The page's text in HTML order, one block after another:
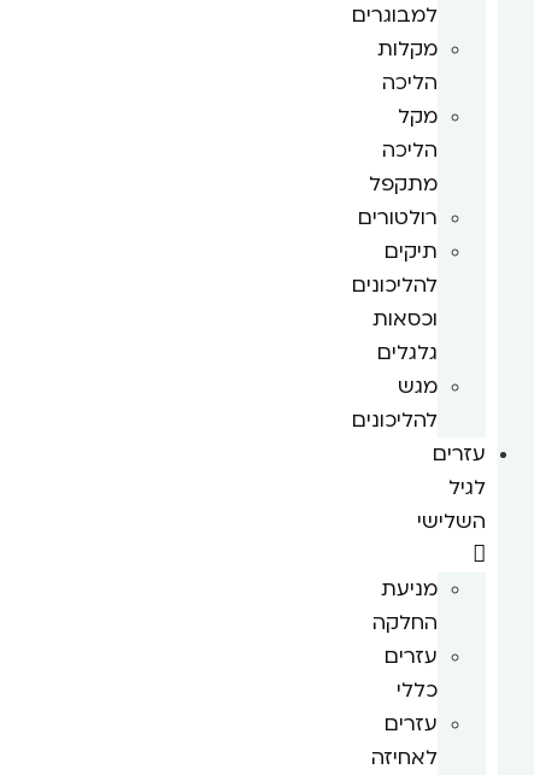
למבוגרים
מקלות
הליכה
מקל
הליכה
מתקפל
רולטורים
תיקים
להליכונים
וכסאות
גלגלים
מגש
להליכונים
עזרים
לגיל
השלישי
מניעת
החלקה
עזרים
כללי
עזרים
לאחיזה